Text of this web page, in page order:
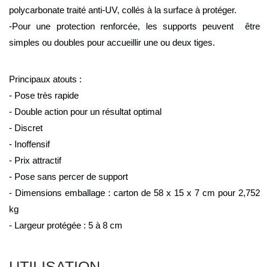
polycarbonate traité anti-UV, collés à la surface à protéger.
-Pour une protection renforcée, les supports peuvent  être
simples ou doubles pour accueillir une ou deux tiges.
Principaux atouts :
- Pose très rapide
- Double action pour un résultat optimal
- Discret
- Inoffensif
- Prix attractif
- Pose sans percer de support
- Dimensions emballage : carton de 58 x 15 x 7 cm pour 2,752
kg
- Largeur protégée : 5 à 8 cm